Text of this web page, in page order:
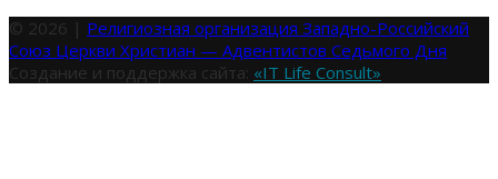
© 2026 | Религиозная организация Западно-Российский
Союз Церкви Христиан — Адвентистов Седьмого Дня
Создание и поддержка сайта: «IT Life Consult»